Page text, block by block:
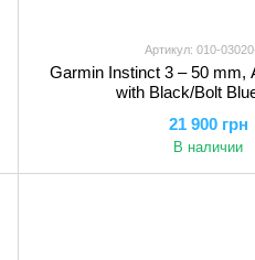
Артикул: 010-
Garmin Instinct 3 – 50 mm,
with Black/Bolt
21 900 грн
В наличии